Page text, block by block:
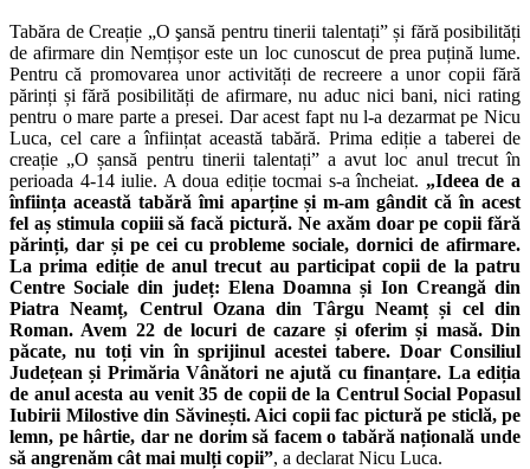
Tabăra de Creație „O şansă pentru tinerii talentați” și fără posibilități
de afirmare din Nemțișor este un loc cunoscut de prea puțină lume.
Pentru că promovarea unor activități de recreere a unor copii fără
părinți și fără posibilități de afirmare, nu aduc nici bani, nici rating
pentru o mare parte a presei. Dar acest fapt nu l-a dezarmat pe Nicu
Luca, cel care a înființat această tabără. Prima ediție a taberei de
creație „O șansă pentru tinerii talentați” a avut loc anul trecut în
perioada 4-14 iulie. A doua ediție tocmai s-a încheiat. „Ideea de a
înființa această tabără îmi aparține și m-am gândit că în acest
fel aș stimula copiii să facă pictură. Ne axăm doar pe copii fără
părinți, dar și pe cei cu probleme sociale, dornici de afirmare.
La prima ediție de anul trecut au participat copii de la patru
Centre Sociale din județ: Elena Doamna și Ion Creangă din
Piatra Neamț, Centrul Ozana din Târgu Neamț și cel din
Roman. Avem 22 de locuri de cazare și oferim și masă. Din
păcate, nu toți vin în sprijinul acestei tabere. Doar Consiliul
Județean și Primăria Vânători ne ajută cu finanțare. La ediția
de anul acesta au venit 35 de copii de la Centrul Social Popasul
Iubirii Milostive din Săvinești. Aici copii fac pictură pe sticlă, pe
lemn, pe hârtie, dar ne dorim să facem o tabără națională unde
să angrenăm cât mai mulți copii”, a declarat Nicu Luca.